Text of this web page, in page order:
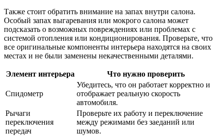
Также стоит обратить внимание на запах внутри салона.
Особый запах выгаревания или мокрого салона может
подсказать о возможных повреждениях или проблемах с
системой отопления или кондиционирования. Проверьте, что
все оригинальные компоненты интерьера находятся на своих
местах и не были заменены некачественными деталями.
Элемент интерьера Что нужно проверить
Спидометр
Убедитесь, что он работает корректно и
отображает реальную скорость
автомобиля.
Рычаги
переключения
передач
Проверьте их работу и переключение
между режимами без заеданий или
шумов.